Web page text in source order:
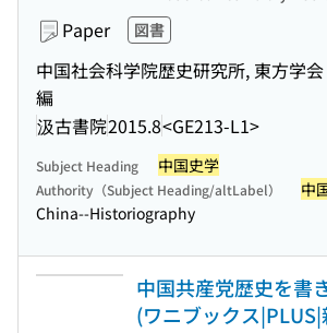
Paper 図書
中国社会科学院歴史研究所, 東方学
編
汲古書院2015.8<GE213-L1>
Subject Heading 中国史学
Authority（Subject Heading/altLabel） 中
China--Historiography
中国共産党歴史を書
(ワニブックス|PLUS|